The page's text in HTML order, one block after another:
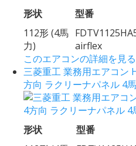
形状 型番
112形 (4馬
力)
airflex
このエアコンの詳細を見る
三菱重工 業務用エアコ
方向 ラクリーナパネル 4
形状 型番